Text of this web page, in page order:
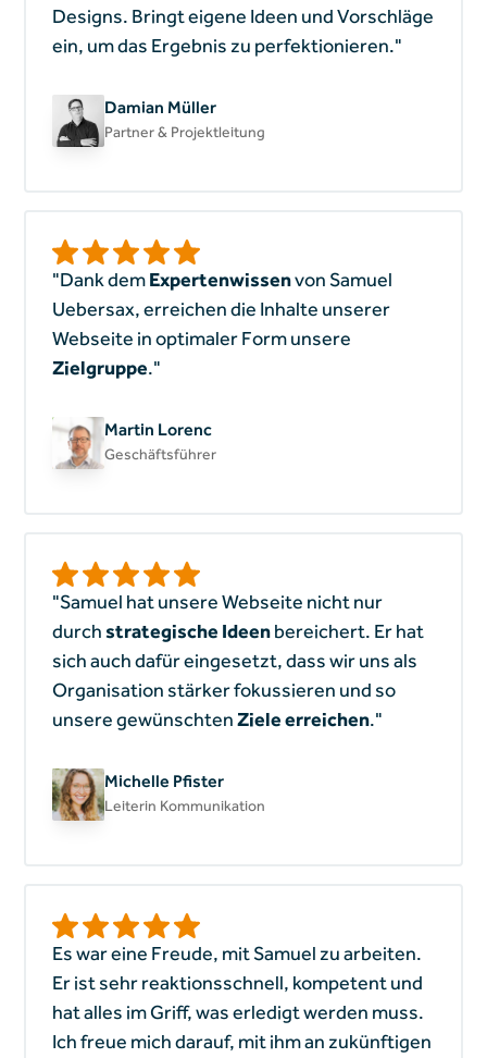
Designs. Bringt eigene Ideen und Vorschläge
ein, um das Ergebnis zu perfektionieren."
Damian Müller
Partner & Projektleitung
"Dank demExpertenwissenvon Samuel
Uebersax, erreichen die Inhalte unserer
Webseite in optimaler Form unsere
Zielgruppe."
Martin Lorenc
Geschäftsführer
"Samuel hat unsere Webseite nicht nur
durchstrategische Ideenbereichert. Er hat
sich auch dafür eingesetzt, dass wir uns als
Organisation stärker fokussieren und so
unsere gewünschtenZiele erreichen."
Michelle Pfister
Leiterin Kommunikation
Es war eine Freude, mit Samuel zu arbeiten.
Er ist sehr reaktionsschnell, kompetent und
hat alles im Griff, was erledigt werden muss.
Ich freue mich darauf, mit ihm an zukünftigen